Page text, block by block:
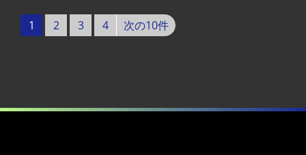
【ブログ】
JP1・
1 2 3 4 次の10件